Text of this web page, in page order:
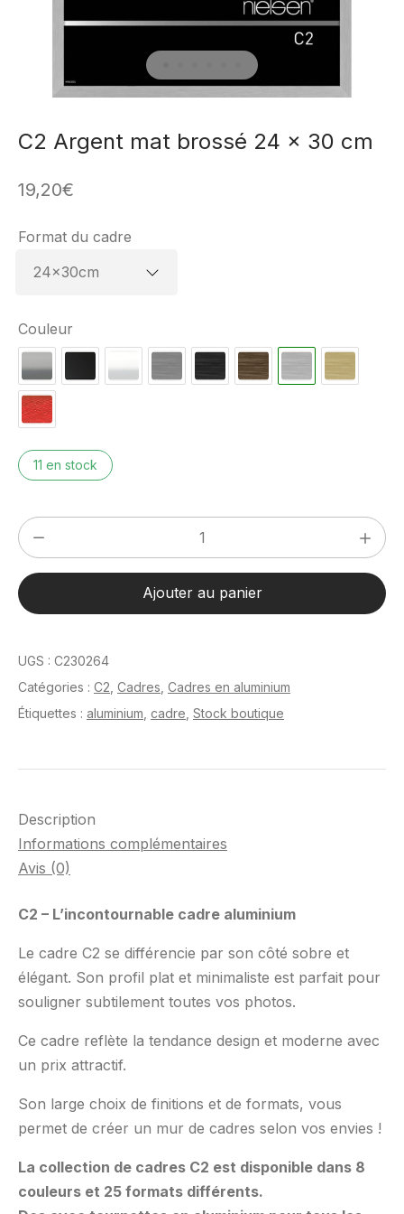
C2 Argent mat brossé 24 x 30 cm
19,20€
Format du cadre
Couleur
11 en stock
quantité
de
C2
Argent
brossé
24
x
Ajouter au panier
UGS : C230264
Catégories : C2 Cadres Cadres en aluminium
Étiquettes : aluminium cadre Stock boutique
Description
Informations complémentaires
Avis (0)
C2 – L’incontournable cadre aluminium
Le cadre C2 se différencie par son côté sobre et
élégant. Son profil plat et minimaliste est parfait pour
souligner subtilement toutes vos photos.
Ce cadre reflète la tendance design et moderne avec
un prix attractif.
Son large choix de finitions et de formats, vous
permet de créer un mur de cadres selon vos envies !
La collection de cadres C2 est disponible dans 8
couleurs et 25 formats différents.